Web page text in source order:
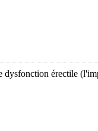
érectile